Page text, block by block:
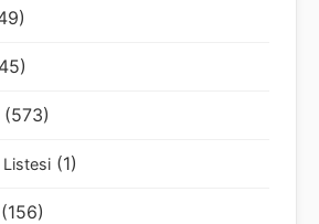
(573)
Listesi (1)
(156)